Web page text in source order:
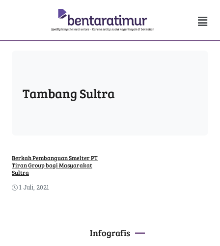
Tambang Sultra
Berkah Pembanguan Smelter PT
Tiran Group bagi Masyarakat
Sultra
1 Juli, 2021
Infografis